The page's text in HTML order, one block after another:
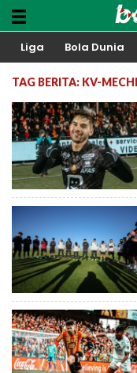
Liga Bola Dunia
TAG BERITA: KV-